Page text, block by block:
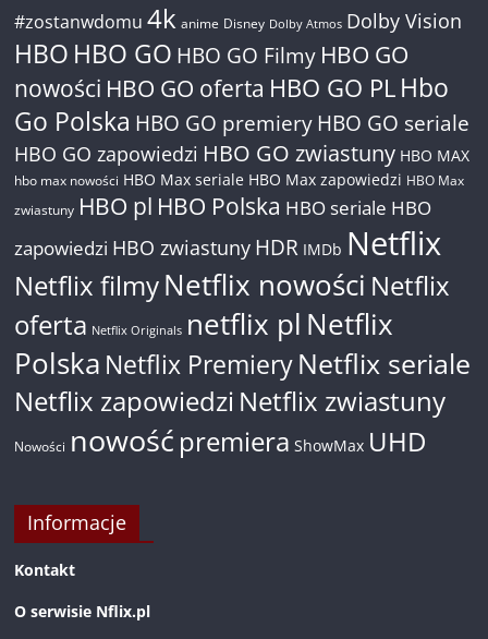
#zostanwdomu 4k anime Disney Dolby Atmos Dolby Vision
HBO HBO GO HBO GO Filmy HBO GO
nowości HBO GO oferta HBO GO PL Hbo
Go Polska HBO GO premiery HBO GO seriale
HBO GO zapowiedzi HBO GO zwiastuny HBO MAX
hbo max nowości HBO Max seriale HBO Max zapowiedzi HBO Max
zwiastuny HBO pl HBO Polska HBO seriale HBO
zapowiedzi HBO zwiastuny HDR IMDb Netflix
Netflix filmyNetflix nowości Netflix
oferta Netflix Originals netflix pl Netflix
Polska Netflix PremieryNetflix seriale
Netflix zapowiedzi Netflix zwiastuny
Nowości nowość premiera ShowMax UHD
Informacje
Kontakt
O serwisie Nflix.pl